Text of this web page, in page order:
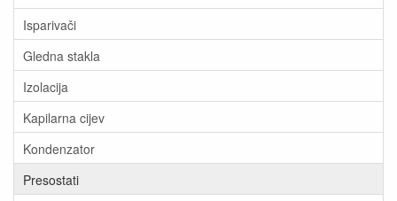
Isparivači
Gledna stakla
Izolacija
Kapilarna cijev
Kondenzator
Presostati